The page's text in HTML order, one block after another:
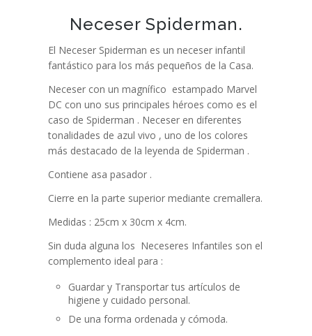
Neceser Spiderman.
El Neceser Spiderman es un neceser infantil
fantástico para los más pequeños de la Casa.
Neceser con un magnífico estampado Marvel
DC con uno sus principales héroes como es el
caso de Spiderman . Neceser en diferentes
tonalidades de azul vivo , uno de los colores
más destacado de la leyenda de Spiderman .
Contiene asa pasador .
Cierre en la parte superior mediante cremallera.
Medidas : 25cm x 30cm x 4cm.
Sin duda alguna los Neceseres Infantiles son el
complemento ideal para :
Guardar y Transportar tus artículos de
higiene y cuidado personal.
De una forma ordenada y cómoda.